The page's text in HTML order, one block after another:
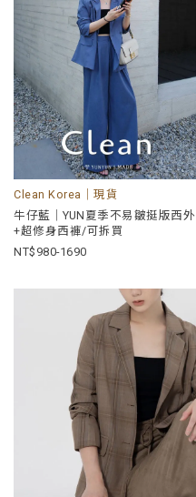
Clean Korea｜現貨
牛仔藍｜YUN夏季不易皺挺版西外
+超修身西褲/可拆買
980-1690